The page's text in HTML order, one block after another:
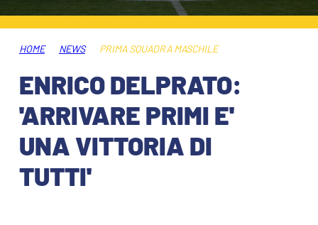
ABBONAMENTI
INFO BIGLIETTI
MUSEUM CLUB EXPERIENCE
TARDINI CARD
INFORMAZIONI ACCREDITI
SHOP
HOSPITALITY
HOSPITALITY
MUSEUM CLUB EXPERIENCE
ESPORTS
IL CLUB
HOME NEWS PRIMA SQUADRA MASCHILE
ENRICO DELPRATO:
'ARRIVARE PRIMI E'
UNA VITTORIA DI
TUTTI'